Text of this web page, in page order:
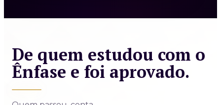
De quem estudou com o
Ênfase e foi aprovado.